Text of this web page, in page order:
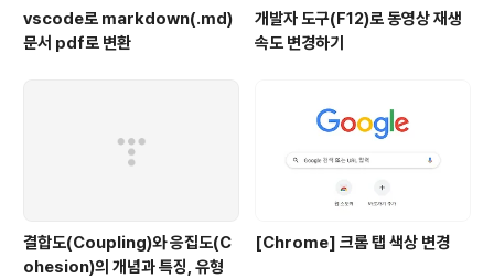
vscode로 markdown(.md)
문서 pdf로 변환
개발자 도구(F12)로 동영상 재생
속도 변경하기
결합도(Coupling)와 응집도(C
ohesion)의 개념과 특징, 유형
[Chrome] 크롬 탭 색상 변경